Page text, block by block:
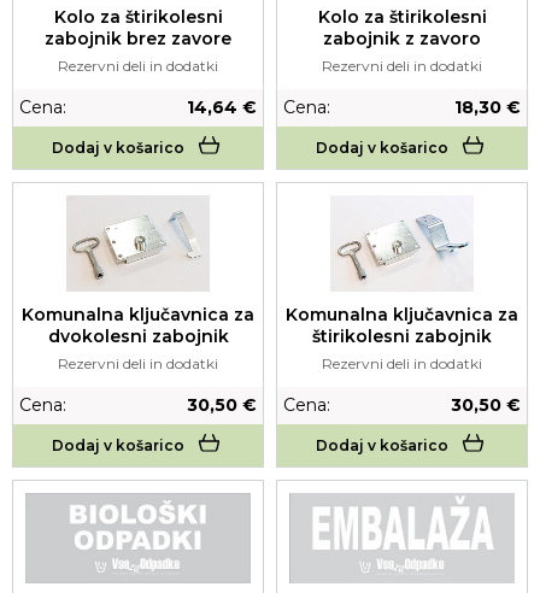
Kolo za štirikolesni
zabojnik brez zavore
Rezervni deli in dodatki
Cena: 14,64 €
Dodaj v košarico
Kolo za štirikolesni
zabojnik z zavoro
Rezervni deli in dodatki
Cena: 18,30 €
Dodaj v košarico
Komunalna ključavnica za
dvokolesni zabojnik
Rezervni deli in dodatki
Cena: 30,50 €
Dodaj v košarico
Komunalna ključavnica za
štirikolesni zabojnik
Rezervni deli in dodatki
Cena: 30,50 €
Dodaj v košarico